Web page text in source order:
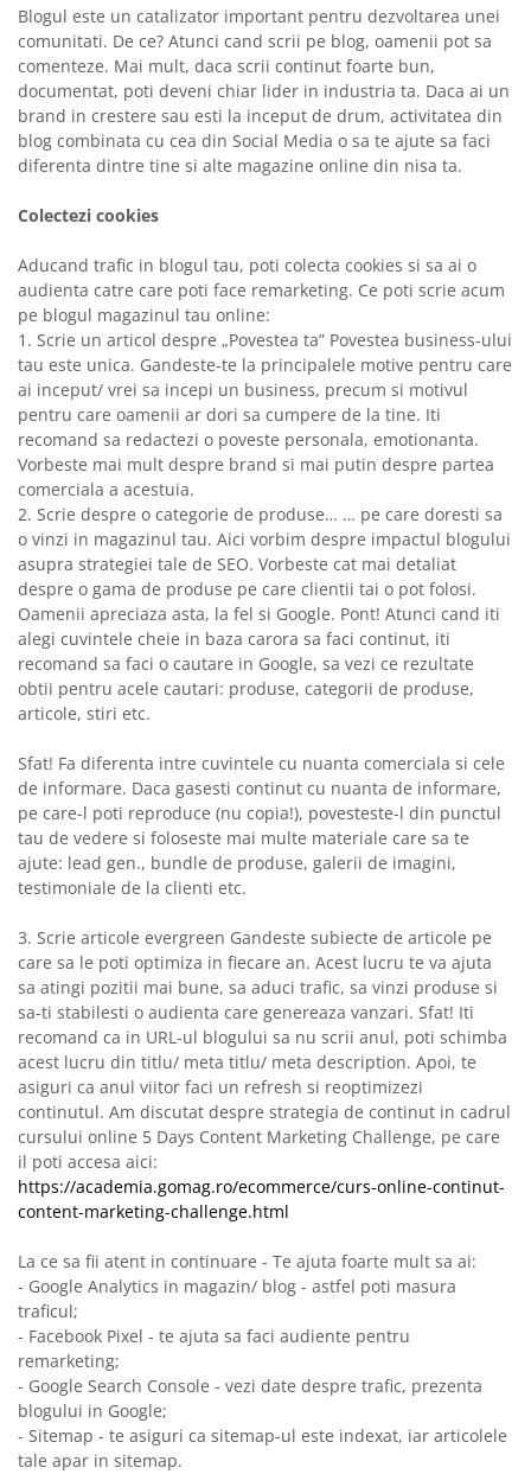
Blogul este un catalizator important pentru dezvoltarea unei
comunitati. De ce? Atunci cand scrii pe blog, oamenii pot sa
comenteze. Mai mult, daca scrii continut foarte bun,
documentat, poti deveni chiar lider in industria ta. Daca ai un
brand in crestere sau esti la inceput de drum, activitatea din
blog combinata cu cea din Social Media o sa te ajute sa faci
diferenta dintre tine si alte magazine online din nisa ta.
Colectezi cookies
Aducand trafic in blogul tau, poti colecta cookies si sa ai o
audienta catre care poti face remarketing. Ce poti scrie acum
pe blogul magazinul tau online:
1. Scrie un articol despre „Povestea ta” Povestea business-ului
tau este unica. Gandeste-te la principalele motive pentru care
ai inceput/ vrei sa incepi un business, precum si motivul
pentru care oamenii ar dori sa cumpere de la tine. Iti
recomand sa redactezi o poveste personala, emotionanta.
Vorbeste mai mult despre brand si mai putin despre partea
comerciala a acestuia.
2. Scrie despre o categorie de produse… … pe care doresti sa
o vinzi in magazinul tau. Aici vorbim despre impactul blogului
asupra strategiei tale de SEO. Vorbeste cat mai detaliat
despre o gama de produse pe care clientii tai o pot folosi.
Oamenii apreciaza asta, la fel si Google. Pont! Atunci cand iti
alegi cuvintele cheie in baza carora sa faci continut, iti
recomand sa faci o cautare in Google, sa vezi ce rezultate
obtii pentru acele cautari: produse, categorii de produse,
articole, stiri etc.
Sfat! Fa diferenta intre cuvintele cu nuanta comerciala si cele
de informare. Daca gasesti continut cu nuanta de informare,
pe care-l poti reproduce (nu copia!), povesteste-l din punctul
tau de vedere si foloseste mai multe materiale care sa te
ajute: lead gen., bundle de produse, galerii de imagini,
testimoniale de la clienti etc.
3. Scrie articole evergreen Gandeste subiecte de articole pe
care sa le poti optimiza in fiecare an. Acest lucru te va ajuta
sa atingi pozitii mai bune, sa aduci trafic, sa vinzi produse si
sa-ti stabilesti o audienta care genereaza vanzari. Sfat! Iti
recomand ca in URL-ul blogului sa nu scrii anul, poti schimba
acest lucru din titlu/ meta titlu/ meta description. Apoi, te
asiguri ca anul viitor faci un refresh si reoptimizezi
continutul. Am discutat despre strategia de continut in cadrul
cursului online 5 Days Content Marketing Challenge, pe care
il poti accesa aici:
https://academia.gomag.ro/ecommerce/curs-online-continut-
content-marketing-challenge.html
La ce sa fii atent in continuare - Te ajuta foarte mult sa ai:
- Google Analytics in magazin/ blog - astfel poti masura
traficul;
- Facebook Pixel - te ajuta sa faci audiente pentru
remarketing;
- Google Search Console - vezi date despre trafic, prezenta
blogului in Google;
- Sitemap - te asiguri ca sitemap-ul este indexat, iar articolele
tale apar in sitemap.